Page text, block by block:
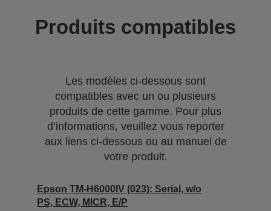
Produits compatibles
Les modèles ci-dessous sont
compatibles avec un ou plusieurs
produits de cette gamme. Pour plus
d’informations, veuillez vous reporter
aux liens ci-dessous ou au manuel de
votre produit.
Epson TM-H6000IV (023): Serial, w/o
PS, ECW, MICR, E/P